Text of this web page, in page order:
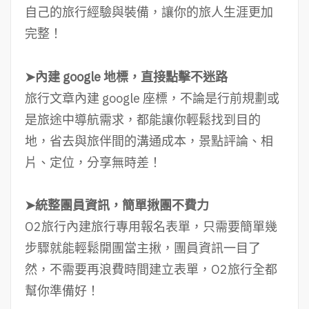
自己的旅行經驗與裝備，讓你的旅人生涯更加
完整！
➤內建 google 地標，直接點擊不迷路
旅行文章內建 google 座標，不論是行前規劃或
是旅途中導航需求，都能讓你輕鬆找到目的
地，省去與旅伴間的溝通成本，景點評論、相
片、定位，分享無時差！
➤統整團員資訊，簡單揪團不費力
O2旅行內建旅行專用報名表單，只需要簡單幾
步驟就能輕鬆開團當主揪，團員資訊一目了
然，不需要再浪費時間建立表單，O2旅行全都
幫你準備好！